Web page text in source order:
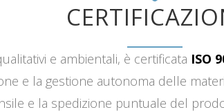
e ambientali, è certificata ISO
e la gestione autonoma delle
e la spedizione puntuale del